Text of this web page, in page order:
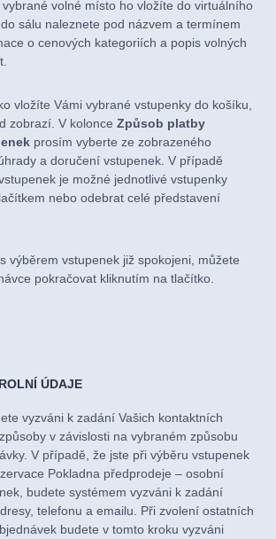
volné místo ho vložíte do virtuálního
sálu naleznete pod názvem a termínem
o cenových kategoriích a popis volných
vložíte Vámi vybrané vstupenky do košíku,
zobrazí. V kolonce Způsob platby
prosím vyberte ze zobrazeného
a doručení vstupenek. V případě
je možné jednotlivé vstupenky
nebo odebrat celé představení
výběrem vstupenek již spokojeni, můžete
pokračovat kliknutím na tlačítko.
ÚDAJE
vyzváni k zadání Vašich kontaktních
v závislosti na vybraném způsobu
V případě, že jste při výběru vstupenek
Pokladna předprodeje – osobní
budete systémem vyzváni k zadání
telefonu a emailu. Při zvolení ostatních
budete v tomto kroku vyzváni